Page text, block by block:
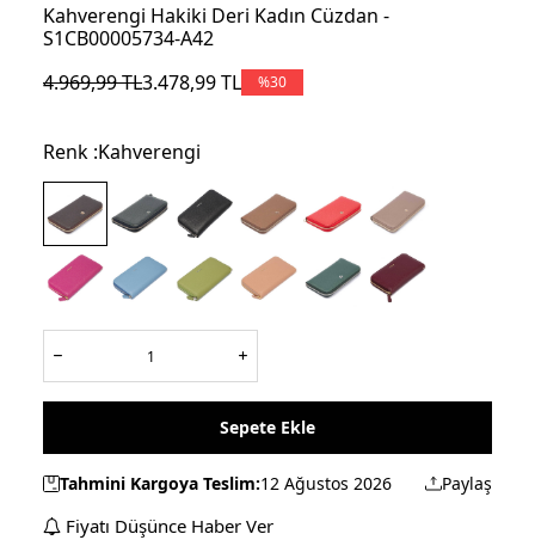
Kahverengi Hakiki Deri Kadın Cüzdan -
S1CB00005734-A42
4.969,99TL3.478,99TL %30
Renk :Kahverengi
Sepete Ekle
Tahmini Kargoya Teslim:12 Ağustos 2026 Paylaş
Fiyatı Düşünce Haber Ver